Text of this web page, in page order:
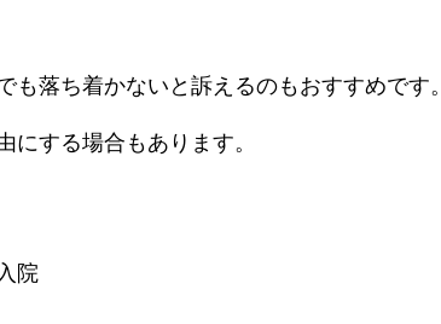
も落ち着かないと訴えるのもおすすめです。
にする場合もあります。
院